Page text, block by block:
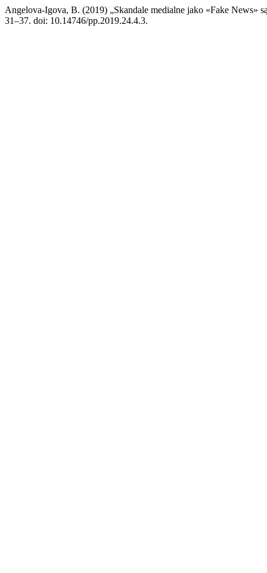
Angelova-Igova, B. (2019) „Skandale medialne jako «Fake News»
31–37. doi: 10.14746/pp.2019.24.4.3.